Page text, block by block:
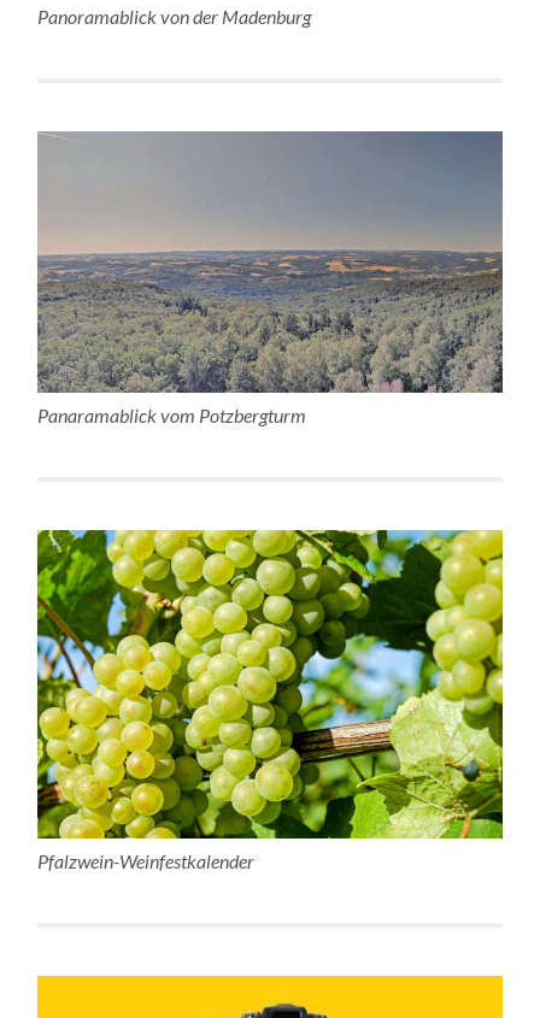
Panoramablick von der Madenburg
Panaramablick vom Potzbergturm
Pfalzwein-Weinfestkalender